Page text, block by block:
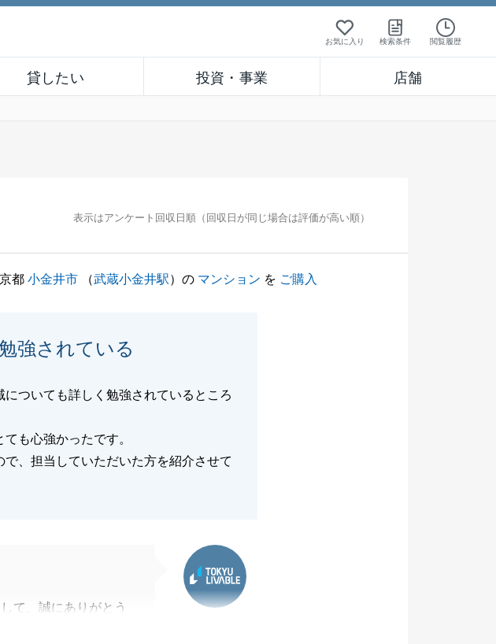
お気に入り 検索条件 閲覧履歴
貸したい 投資・事業 店舗
表示はアンケート回収日順（回収日が同じ場合は評価が高い順）
都小金井市 （武蔵小金井駅）の マンション を ご購入
強されている
ついても詳しく勉強されているところ
も心強かったです。
、担当していただいた方を紹介させて
て、誠にありがとう